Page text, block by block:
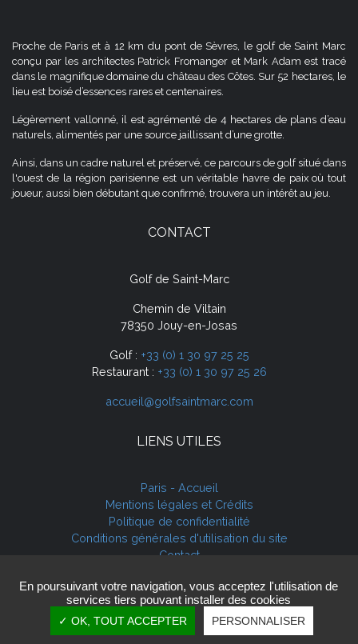
Proche de Paris et à 12 km du pont de Sèvres, le golf de Saint Marc
conçu par les architectes Patrick Fromanger et Mark Adam est tracé
dans le magnifique domaine du château des Côtes. Sur 52 hectares, le
lieu est boisé d’essences rares et centenaires.
Légèrement vallonné, il est agrémenté de 4 hectares de plans d’eau
naturels, alimentés par une source jaillissant d’une grotte.
Ainsi, dans un cadre naturel et préservé, ce parcours de golf situé dans
l'ouest de la région parisienne est un véritable havre de paix où tout
joueur, aussi bien débutant que confirmé, trouvera un intérêt au jeu.
CONTACT
Golf de Saint-Marc
Chemin de Viltain
78350 Jouy-en-Josas
Golf : +33 (0) 1 30 97 25 25
Restaurant : +33 (0) 1 30 97 25 26
accueil@golfsaintmarc.com
LIENS UTILES
Paris - Accueil
Mentions légales et Crédits
Politique de confidentialité
Conditions générales d'utilisation du site
Contact
Copyright © 2020 - Golf de Saint-Marc. Tous droits réservés.
En poursuivant votre navigation, vous acceptez l'utilisation de
services tiers pouvant installer des cookies
✓ OK, TOUT ACCEPTER PERSONNALISER